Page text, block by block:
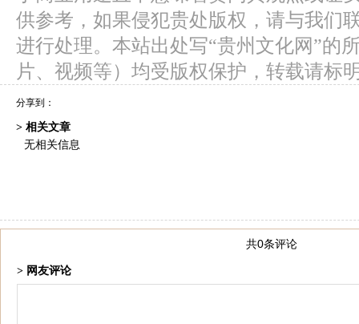
供参考，如果侵犯贵处版权，请与我们
进行处理。本站出处写“贵州文化网”的
片、视频等）均受版权保护，转载请标
分享到：
> 相关文章
无相关信息
共0条评论
> 网友评论